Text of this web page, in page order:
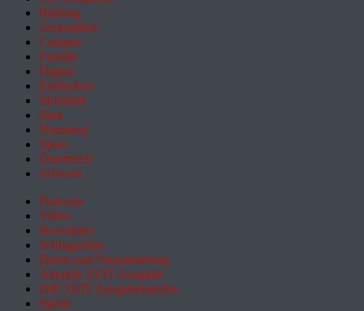
Bildung
Gesundheit
Campus
Familie
Digital
Entdecken
Mobilität
Sinn
Hamburg
Sport
Österreich
Schweiz
Podcasts
Video
Newsletter
Schlagzeilen
Daten und Visualisierung
Aktuelle ZEIT-Ausgabe
DIE ZEIT Ausgabenarchiv
Spiele